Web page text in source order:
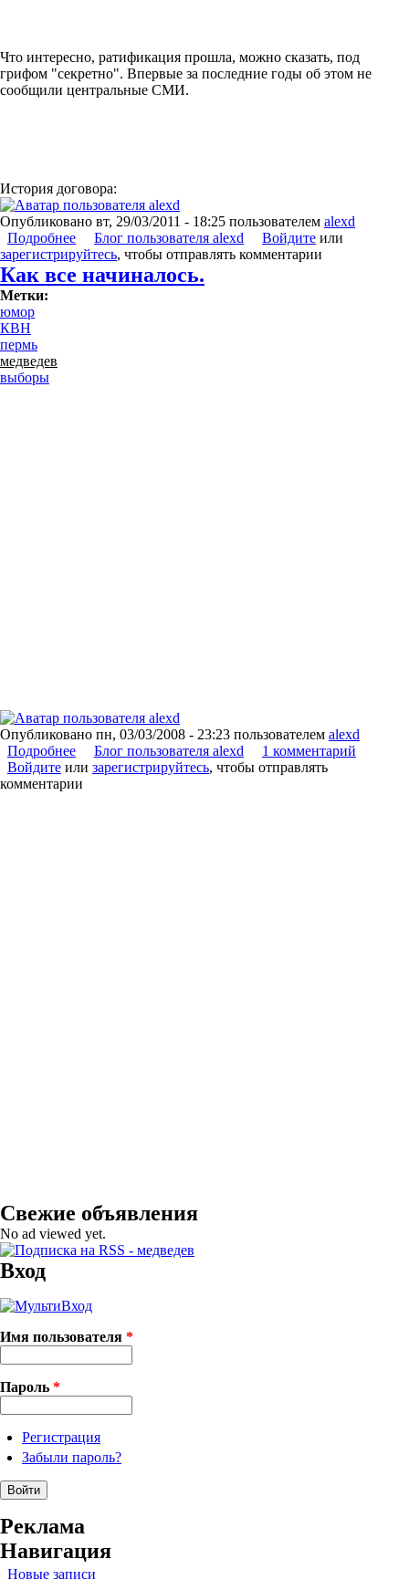
Что интересно, ратификация прошла, можно сказать, под
грифом "секретно". Впервые за последние годы об этом не
сообщили центральные СМИ.
История договора:
Опубликовано вт, 29/03/2011 - 18:25 пользователем alexd
Подробнее о Мистер Твиттер втихую отдал Норвегии часть
Баренцева моря.
Блог пользователя alexd Войдите или
зарегистрируйтесь, чтобы отправлять комментарии
Как все начиналось.
Метки:
юмор
КВН
пермь
медведев
выборы
Опубликовано пн, 03/03/2008 - 23:23 пользователем alexd
Подробнее о Как все начиналось.
Блог пользователя alexd
1 комментарий
Войдите или зарегистрируйтесь, чтобы отправлять
комментарии
Свежие объявления
No ad viewed yet.
Вход
Имя пользователя *
Пароль *
Регистрация
Забыли пароль?
Реклама
Навигация
Новые записи